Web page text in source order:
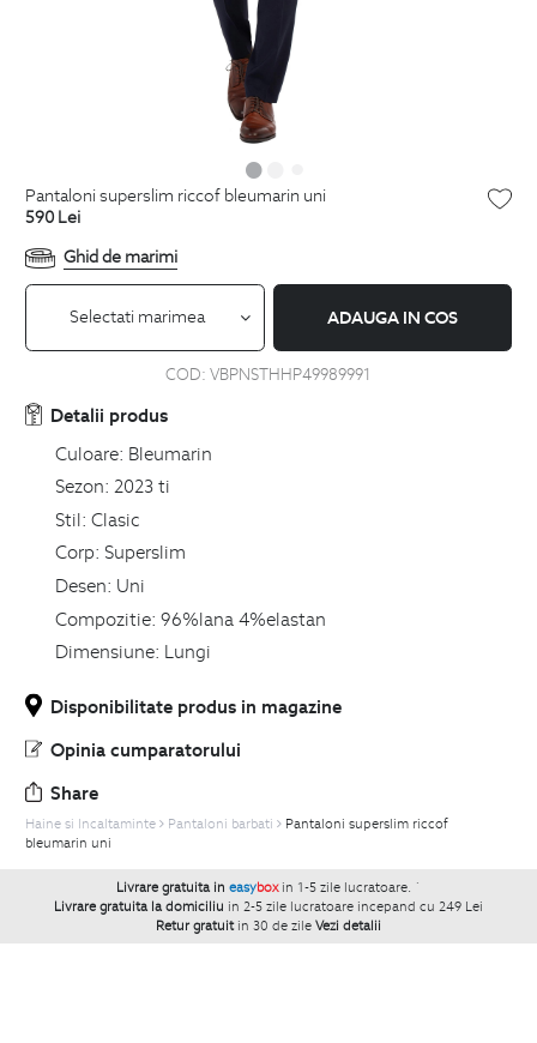
pantaloni superslim riccof bleumarin uni
590 Lei
Ghid de marimi
Selectati marimea ADAUGA IN COS
COD: VBPNSTHHP49989991
Detalii produs
Culoare: Bleumarin
Sezon: 2023 ti
Stil: Clasic
Corp: Superslim
Desen: Uni
Compozitie: 96%lana 4%elastan
Dimensiune: Lungi
Disponibilitate produs in magazine
Opinia cumparatorului
Share
Haine si Incaltaminte Pantaloni barbati
Pantaloni superslim riccof
bleumarin uni
Livrare gratuita in easybox in 1-5 zile lucratoare. `
Livrare gratuita la domiciliu in 2-5 zile lucratoare incepand cu 249 Lei
Retur gratuit in 30 de zile Vezi detalii